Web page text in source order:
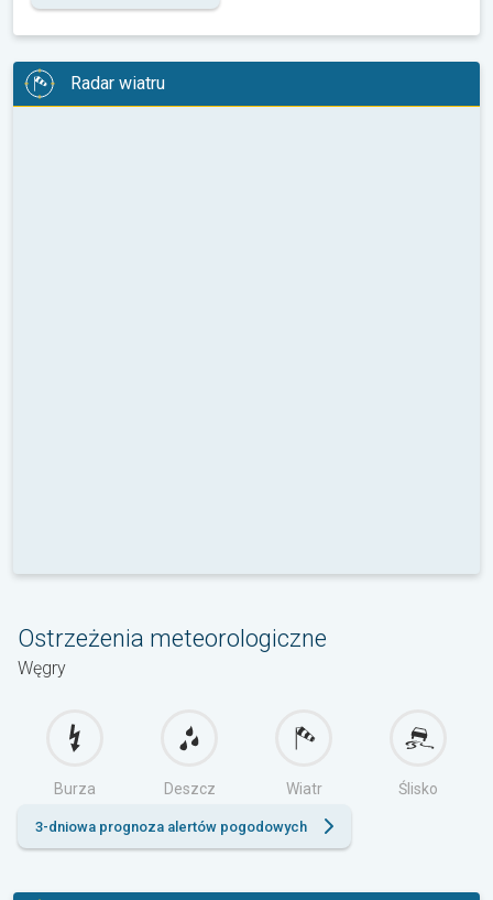
Radar wiatru
Ostrzeżenia meteorologiczne
Węgry
Burza Deszcz Wiatr Ślisko
3-dniowa prognoza alertów pogodowych